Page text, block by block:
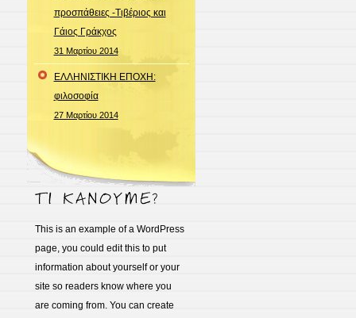
προσπάθειες -Τιβέριος και
Γάιος Γράκχος
31 Μαρτίου 2014
ΕΛΛΗΝΙΣΤΙΚΗ ΕΠΟΧΗ:
φιλοσοφία
27 Μαρτίου 2014
This is an example of a WordPress
page, you could edit this to put
information about yourself or your
site so readers know where you
are coming from. You can create